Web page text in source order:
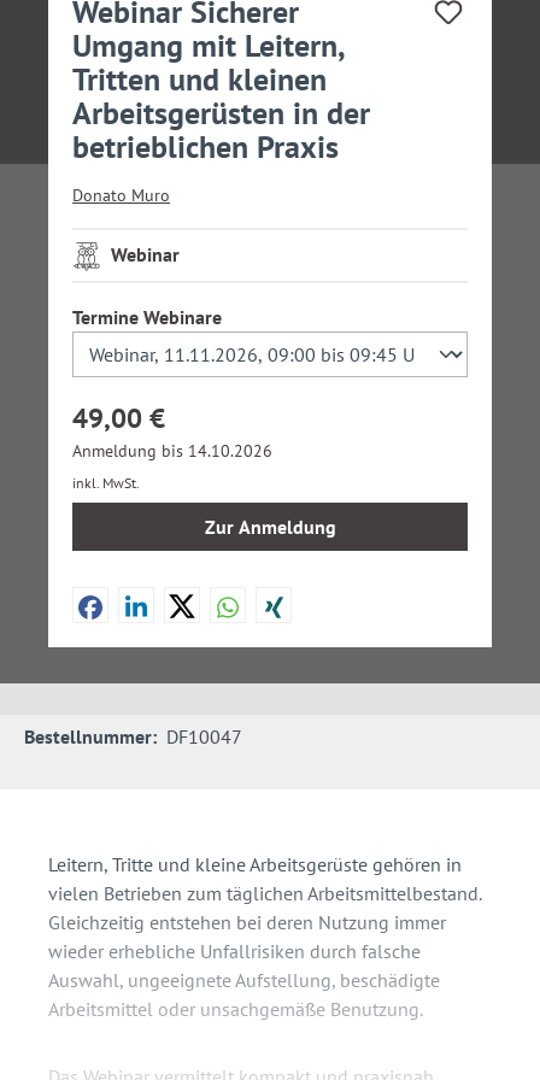
Webinar Sicherer
Umgang mit Leitern,
Tritten und kleinen
Arbeitsgerüsten in der
betrieblichen Praxis
Donato Muro
Webinar
Termine Webinareauswählen
49,00 €
Anmeldung bis 14.10.2026
inkl. MwSt.
Zur Anmeldung
Bestellnummer: DF10047
Leitern, Tritte und kleine Arbeitsgerüste gehören in
vielen Betrieben zum täglichen Arbeitsmittelbestand.
Gleichzeitig entstehen bei deren Nutzung immer
wieder erhebliche Unfallrisiken durch falsche
Auswahl, ungeeignete Aufstellung, beschädigte
Arbeitsmittel oder unsachgemäße Benutzung.